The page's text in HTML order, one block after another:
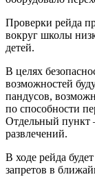
Проверки рейда
вокруг школы
детей.
В целях
возможностей
пандусов,
по способности
Отдельный пункт
развлечений.
В ходе рейда
запретов в